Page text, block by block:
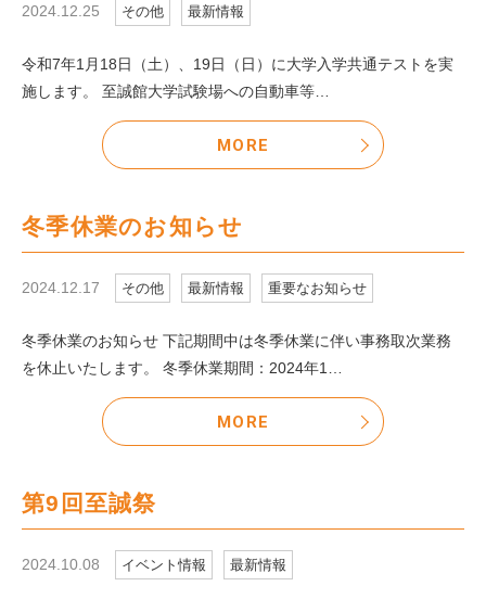
2024.12.25 その他 最新情報
令和7年1月18日（土）、19日（日）に大学入学共通テストを実
施します。 至誠館大学試験場への自動車等…
MORE
冬季休業のお知らせ
2024.12.17 その他 最新情報 重要なお知らせ
冬季休業のお知らせ 下記期間中は冬季休業に伴い事務取次業務
を休止いたします。 冬季休業期間：2024年1…
MORE
第9回至誠祭
2024.10.08 イベント情報 最新情報